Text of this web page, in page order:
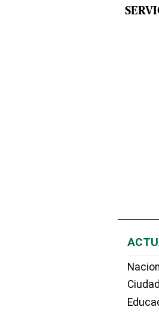
Ciudad